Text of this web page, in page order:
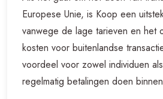
Europese Unie, is Koop een
vanwege de lage tarieven en het
kosten voor buitenlandse
voordeel voor zowel individuen
regelmatig betalingen doen